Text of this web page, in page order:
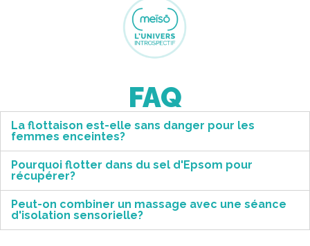
FAQ
La flottaison est-elle sans danger pour les
femmes enceintes?
Pourquoi flotter dans du sel d'Epsom pour
récupérer?
Peut-on combiner un massage avec une séance
d'isolation sensorielle?